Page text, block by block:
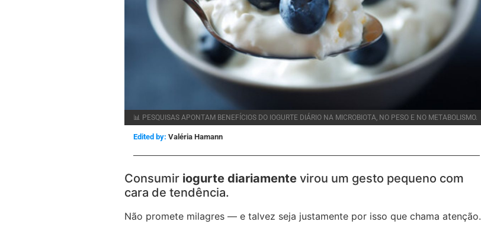
📊 PESQUISAS APONTAM BENEFÍCIOS DO IOGURTE DIÁRIO NA MICROBIOTA, NO PESO E NO METABOLISMO.
Edited by: Valéria Hamann
Consumir iogurte diariamente virou um gesto pequeno com
cara de tendência.
Não promete milagres — e talvez seja justamente por isso que chama atenção.